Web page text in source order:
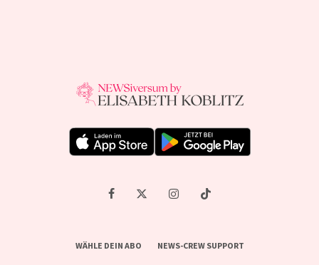
WÄHLE DEIN ABO NEWS-CREW SUPPORT